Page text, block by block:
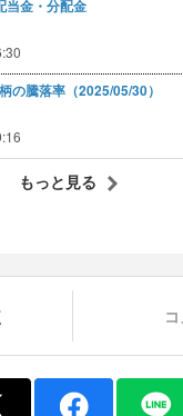
当金・分配金
の騰落率（2025/05/30）
もっと見る